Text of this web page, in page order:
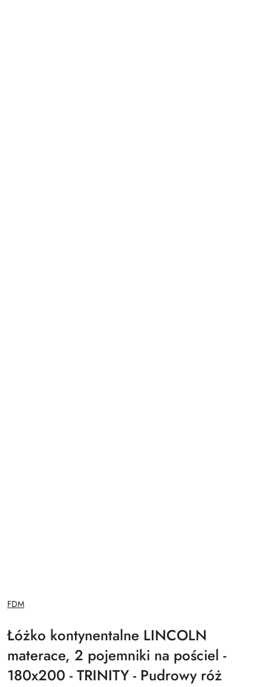
NAZWA
PRODUCENTA:
FDM
Łóżko kontynentalne LINCOLN
materace, 2 pojemniki na pościel -
180x200 - TRINITY - Pudrowy róż